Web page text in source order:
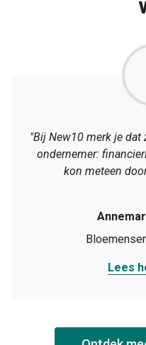
"Bij New10 merk je
ondernemer:
kon meteen
Lees